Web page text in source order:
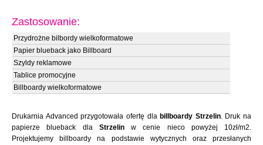
Zastosowanie:
Przydrożne bilbordy wielkoformatowe
Papier blueback jako Billboard
Szyldy reklamowe
Tablice promocyjne
Billboardy wielkoformatowe
Drukarnia Advanced przygotowała ofertę dla billboardy Strzelin. Druk na
papierze blueback dla Strzelinw cenie nieco powyżej 10zł/m2.
Projektujemy billboardy na podstawie wytycznych oraz przesłanych